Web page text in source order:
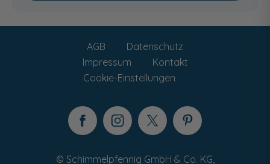
AGB
Datenschutz
Impressum
Kontakt
Cookie-Einstellungen
© Schimmelpfennig GmbH & Co. KG,